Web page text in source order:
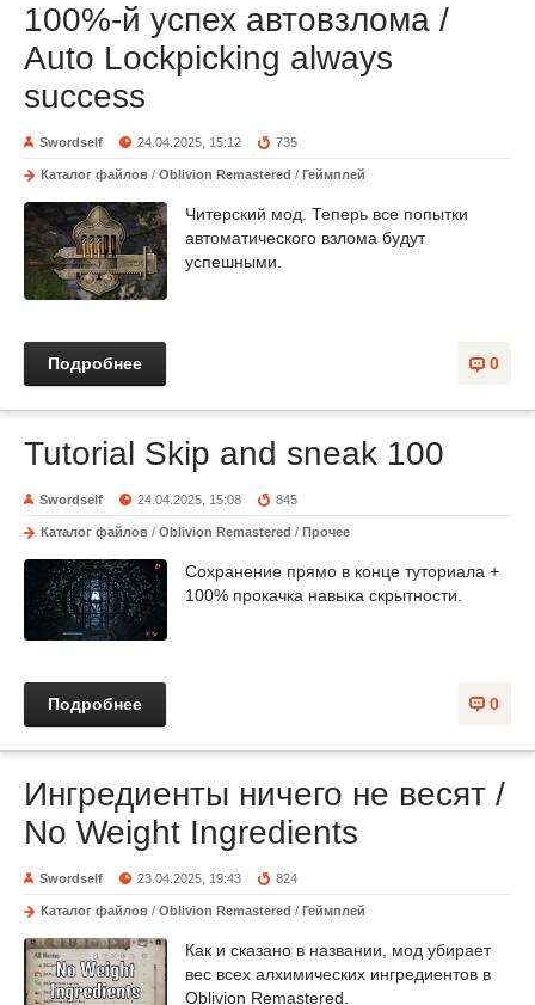
100%-й успех автовзлома /
Auto Lockpicking always
success
Swordself 24.04.2025, 15:12 735
Каталог файлов / Oblivion Remastered / Геймплей
Читерский мод. Теперь все попытки
автоматического взлома будут
успешными.
0
Подробнее
Tutorial Skip and sneak 100
Swordself 24.04.2025, 15:08 845
Каталог файлов / Oblivion Remastered / Прочее
Сохранение прямо в конце туториала +
100% прокачка навыка скрытности.
0
Подробнее
Ингредиенты ничего не весят /
No Weight Ingredients
Swordself 23.04.2025, 19:43 824
Каталог файлов / Oblivion Remastered / Геймплей
Как и сказано в названии, мод убирает
вес всех алхимических ингредиентов в
Oblivion Remastered.